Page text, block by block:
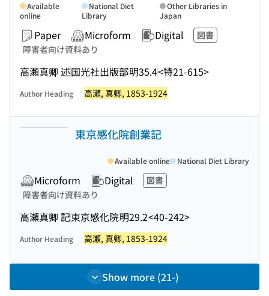
Paper Microform Digital
図書
障害者向け資料あり
高瀬真卿 述国光社出版部明35.4<特21-615>
Available
online
National Diet
Library
Other Libraries in
Japan
Author Heading 高瀬, 真卿, 1853-1924
東京感化院創業記
Microform Digital
図書
障害者向け資料あり
高瀬真卿 記東京感化院明29.2<40-242>
Available online National Diet Library
Author Heading 高瀬, 真卿, 1853-1924
Show more (21-)